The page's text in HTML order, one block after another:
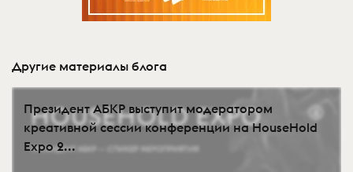
Другие материалы блога
Президент АБКР выступит модератором
креативной сессии конференции на HouseHold
Expo 2...